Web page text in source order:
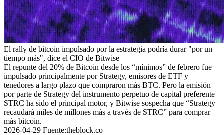
El rally de bitcoin impulsado por la estrategia podría durar "por un
tiempo más", dice el CIO de Bitwise
El repunte del 20% de Bitcoin desde los “mínimos” de febrero fue
impulsado principalmente por Strategy, emisores de ETF y
tenedores a largo plazo que compraron más BTC. Pero la emisión
por parte de Strategy del instrumento perpetuo de capital preferente
STRC ha sido el principal motor, y Bitwise sospecha que “Strategy
recaudará miles de millones más a través de STRC” para comprar
más bitcoin.
2026-04-29 Fuente:theblock.co